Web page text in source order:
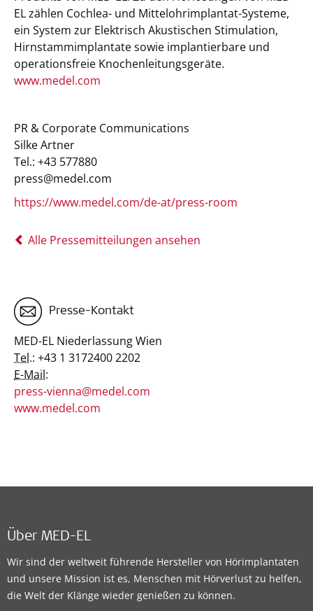
EL zählen Cochlea- und Mittelohrimplantat-Systeme,
ein System zur Elektrisch Akustischen Stimulation,
Hirnstammimplantate sowie implantierbare und
operationsfreie Knochenleitungsgeräte.
www.medel.com
PR & Corporate Communications
Silke Artner
Tel.: +43 577880
press@medel.com
https://www.medel.com/de-at/press-room
Alle Pressemitteilungen ansehen
Presse-Kontakt
MED-EL Niederlassung Wien
Tel.: +43 1 3172400 2202
E-Mail:
press-vienna@medel.com
www.medel.com
Über MED-EL
Wir sind der weltweit führende Hersteller von Hörimplantaten
und unsere Mission ist es, Menschen mit Hörverlust zu helfen,
die Welt der Klänge wieder genießen zu können.